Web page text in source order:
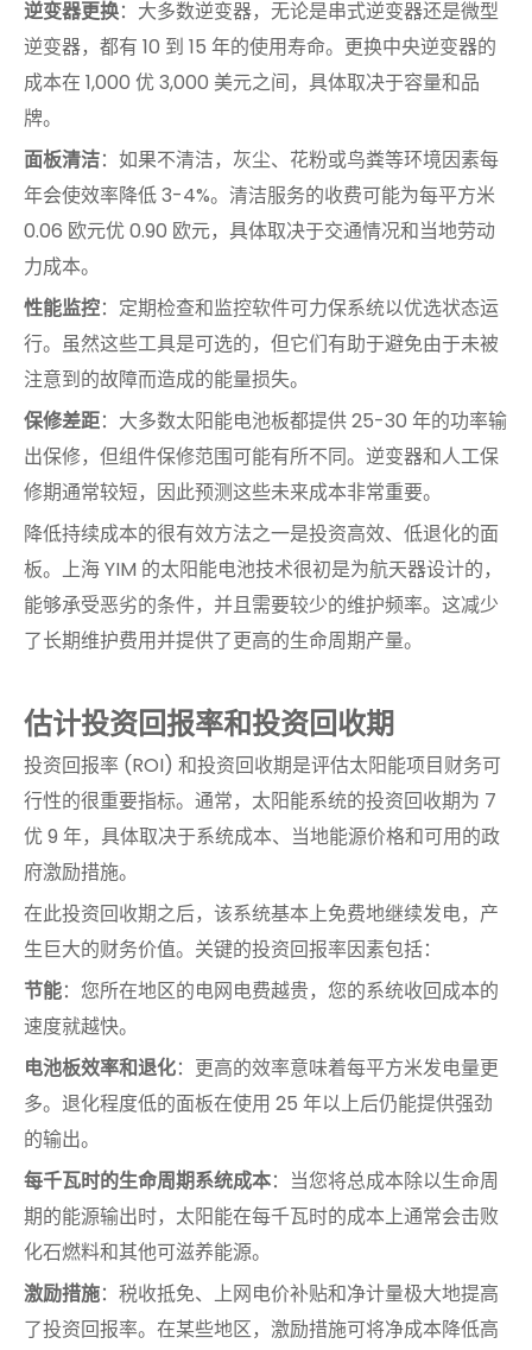
逆变器更换：大多数逆变器，无论是串式逆变器还是微型
逆变器，都有 10 到 15 年的使用寿命。更换中央逆变器的
成本在 1,000 优 3,000 美元之间，具体取决于容量和品
牌。
面板清洁：如果不清洁，灰尘、花粉或鸟粪等环境因素每
年会使效率降低 3-4%。清洁服务的收费可能为每平方米
0.06 欧元优 0.90 欧元，具体取决于交通情况和当地劳动
力成本。
性能监控：定期检查和监控软件可力保系统以优选状态运
行。虽然这些工具是可选的，但它们有助于避免由于未被
注意到的故障而造成的能量损失。
保修差距：大多数太阳能电池板都提供 25-30 年的功率输
出保修，但组件保修范围可能有所不同。逆变器和人工保
修期通常较短，因此预测这些未来成本非常重要。
降低持续成本的很有效方法之一是投资高效、低退化的面
板。上海 YIM 的太阳能电池技术很初是为航天器设计的，
能够承受恶劣的条件，并且需要较少的维护频率。这减少
了长期维护费用并提供了更高的生命周期产量。
估计投资回报率和投资回收期
投资回报率 (ROI) 和投资回收期是评估太阳能项目财务可
行性的很重要指标。通常，太阳能系统的投资回收期为 7
优 9 年，具体取决于系统成本、当地能源价格和可用的政
府激励措施。
在此投资回收期之后，该系统基本上免费地继续发电，产
生巨大的财务价值。关键的投资回报率因素包括：
节能：您所在地区的电网电费越贵，您的系统收回成本的
速度就越快。
电池板效率和退化：更高的效率意味着每平方米发电量更
多。退化程度低的面板在使用 25 年以上后仍能提供强劲
的输出。
每千瓦时的生命周期系统成本：当您将总成本除以生命周
期的能源输出时，太阳能在每千瓦时的成本上通常会击败
化石燃料和其他可滋养能源。
激励措施：税收抵免、上网电价补贴和净计量极大地提高
了投资回报率。在某些地区，激励措施可将净成本降低高